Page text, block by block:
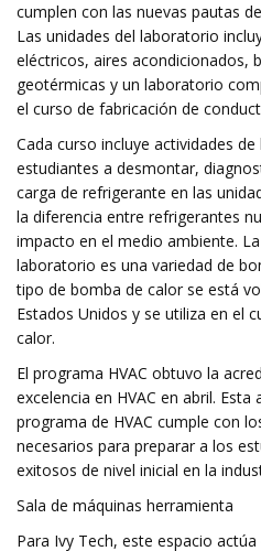
cumplen con las nuevas pautas
Las unidades del laboratorio
eléctricos, aires acondicionados,
geotérmicas y un laboratorio
el curso de fabricación de
Cada curso incluye actividades
estudiantes a desmontar,
carga de refrigerante en las
la diferencia entre refrigerantes
impacto en el medio ambiente.
laboratorio es una variedad de
tipo de bomba de calor se está
Estados Unidos y se utiliza en el
calor.
El programa HVAC obtuvo la
excelencia en HVAC en abril.
programa de HVAC cumple con
necesarios para preparar a los
exitosos de nivel inicial en la
Sala de máquinas herramienta
Para Ivy Tech, este espacio